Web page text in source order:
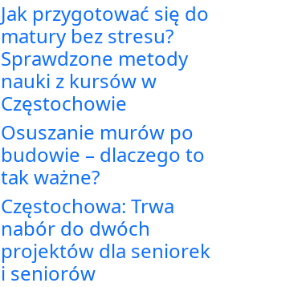
Jak przygotować się do
matury bez stresu?
Sprawdzone metody
nauki z kursów w
Częstochowie
Osuszanie murów po
budowie – dlaczego to
tak ważne?
Częstochowa: Trwa
nabór do dwóch
projektów dla seniorek
i seniorów